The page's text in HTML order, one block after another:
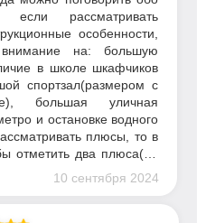
рассматривать
особенности,
на: большую
в школе шкафчиков
спортзал(размером с
большая уличная
и остановке водного
плюсы, то в
отметить два плюса(на
больше): из школы
школу на автобусах и
10 сентября 2024